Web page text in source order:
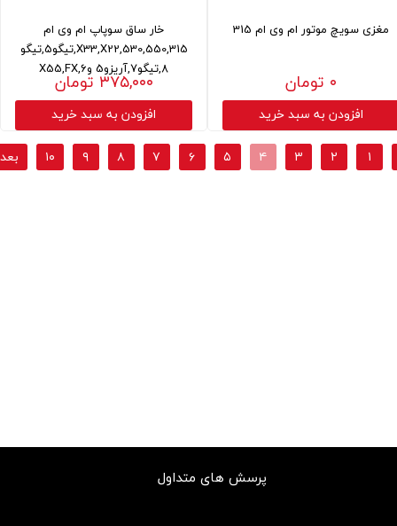
مغزی سویچ موتور ام وی ام 315
۰ تومان
افزودن به سبد خرید
خار ساق سوپاپ ام وی ام
530,550,315,X33,X22,تیگو5,تیگو
8,تیگو7,آریزو5 و6,X55,FX ۳۷۵,۰۰۰ تومان
افزودن به سبد خرید
۱ ۲ ۳ ۴ ۵ ۶ ۷ ۸ ۹ ۱۰
پرسش های متداول